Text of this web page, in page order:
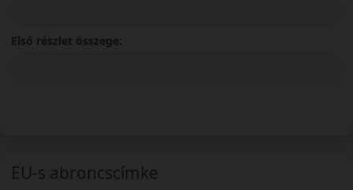
Első részlet összege:
EU-s abroncscímke